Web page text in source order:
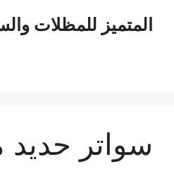
المتميز للمظلات
سواتر